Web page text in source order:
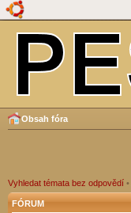
Obsah fóra
Vyhledat témata bez odpovědí •
FÓRUM